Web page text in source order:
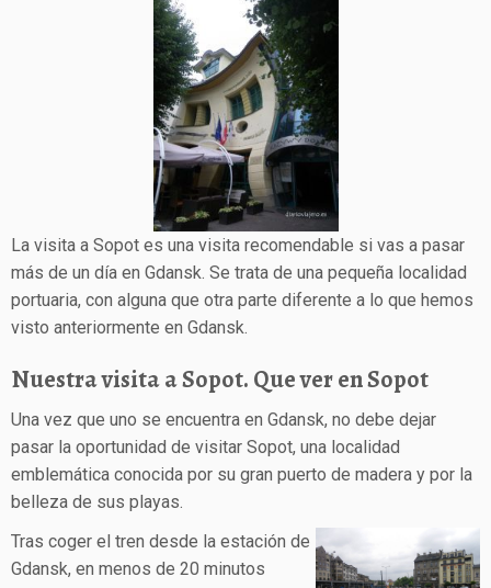
La visita a Sopot es una visita recomendable si vas a pasar
más de un día en Gdansk. Se trata de una pequeña localidad
portuaria, con alguna que otra parte diferente a lo que hemos
visto anteriormente en Gdansk.
Nuestra visita a Sopot. Que ver en Sopot
Una vez que uno se encuentra en Gdansk, no debe dejar
pasar la oportunidad de visitar Sopot, una localidad
emblemática conocida por su gran puerto de madera y por la
belleza de sus playas.
Tras coger el tren desde la estación de
Gdansk, en menos de 20 minutos